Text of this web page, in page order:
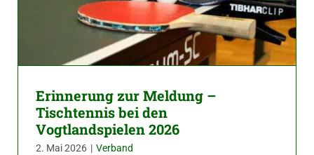
Erinnerung zur Meldung –
Tischtennis bei den
Vogtlandspielen 2026
2. Mai 2026 | Verband